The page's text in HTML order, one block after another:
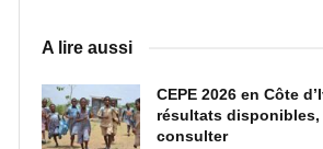
A lire aussi
CEPE 2026 en Côte
résultats
consulter